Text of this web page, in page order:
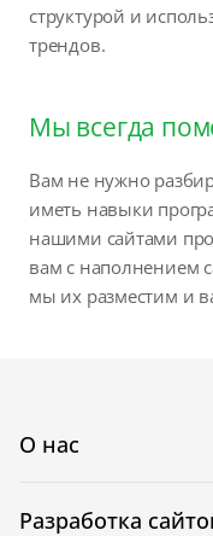
структурой и
трендов.
Мы всегда
Вам не нужно
иметь навыки
нашими сайтами
вам с наполнением
мы их разместим и
О нас
Разработка